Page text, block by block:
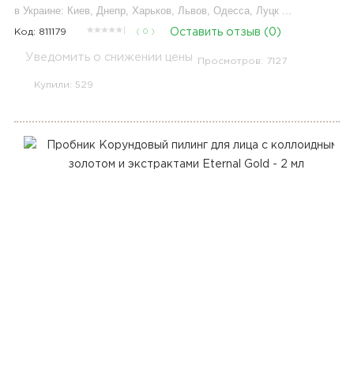
в Украине: Киев, Днепр, Харьков, Львов, Одесса, Луцк ...
Код: 811179 ( 0 ) Оставить отзыв (0)
Уведомить о снижении цены Просмотров: 7127
Купили: 529